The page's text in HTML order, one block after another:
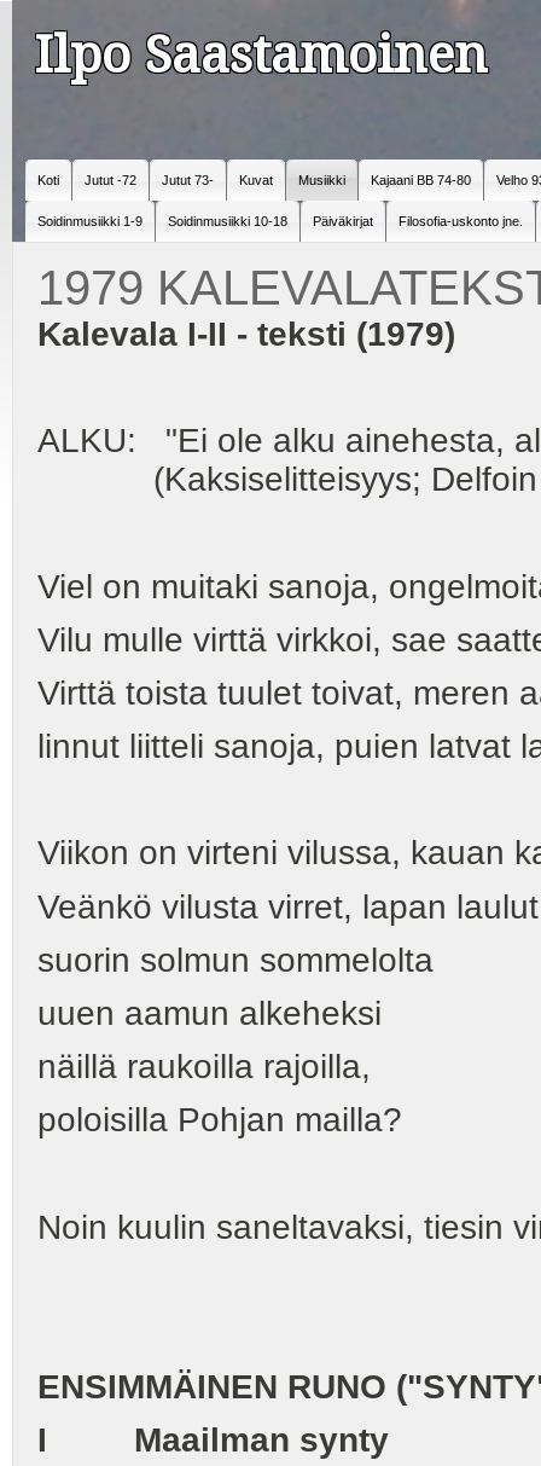
Ilpo Saastamoinen
Koti Jutut -72 Jutut 73- Kuvat Musiikki Kajaani BB 74-80 Velho
Soidinmusiikki 1-9 Soidinmusiikki 10-18 Päiväkirjat Filosofia-uskonto jne.
1979
Kalevala I-II - teksti (1979)
ALKU: "Ei ole alku ainehesta,
(Kaksiselitteisyys; Delfoin
Viel on muitaki sanoja,
Vilu mulle virttä virkkoi, sae
Virttä toista tuulet toivat, meren
linnut liitteli sanoja, puien latvat
Viikon on virteni vilussa, kauan
Veänkö vilusta virret, lapan
suorin solmun sommelolta
uuen aamun alkeheksi
näillä raukoilla rajoilla,
poloisilla Pohjan mailla?
Noin kuulin saneltavaksi, tiesin
ENSIMMÄINEN RUNO
I Maailman synty